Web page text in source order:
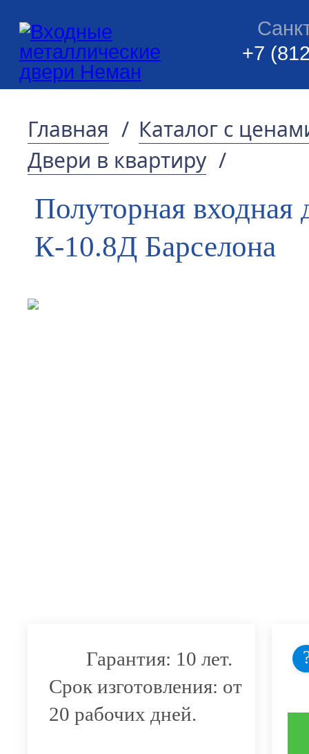
+7
Главная / Каталог с
Двери в квартиру /
Полуторная входная
К-10.8Д Барселона
Гарантия: 10 лет.
Срок изготовления: от
20 рабочих дней.